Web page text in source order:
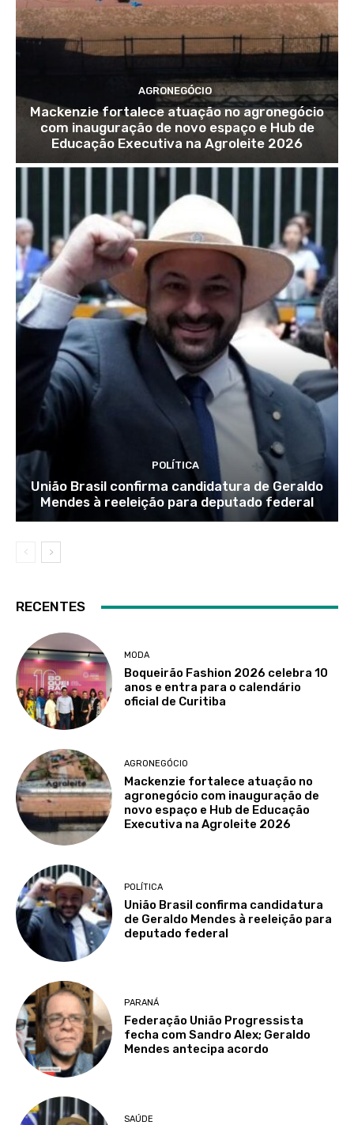
AGRONEGÓCIO
Mackenzie fortalece atuação no agronegócio
com inauguração de novo espaço e Hub de
Educação Executiva na Agroleite 2026
POLÍTICA
União Brasil confirma candidatura de Geraldo
Mendes à reeleição para deputado federal
RECENTES
MODA
Boqueirão Fashion 2026 celebra 10
anos e entra para o calendário
oficial de Curitiba
AGRONEGÓCIO
Mackenzie fortalece atuação no
agronegócio com inauguração de
novo espaço e Hub de Educação
Executiva na Agroleite 2026
POLÍTICA
União Brasil confirma candidatura
de Geraldo Mendes à reeleição para
deputado federal
PARANÁ
Federação União Progressista
fecha com Sandro Alex; Geraldo
Mendes antecipa acordo
SAÚDE